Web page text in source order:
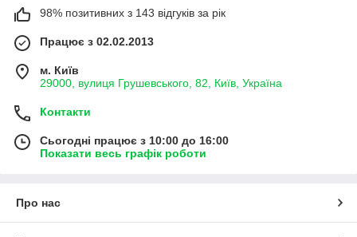
98% позитивних з 143 відгуків за рік
Працює з 02.02.2013
м. Київ
29000, вулиця Грушевського, 82, Київ, Україна
Контакти
Сьогодні працює з 10:00 до 16:00
Показати весь графік роботи
Про нас